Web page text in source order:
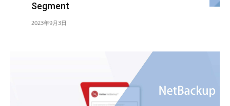
Segment
2023年9月3日